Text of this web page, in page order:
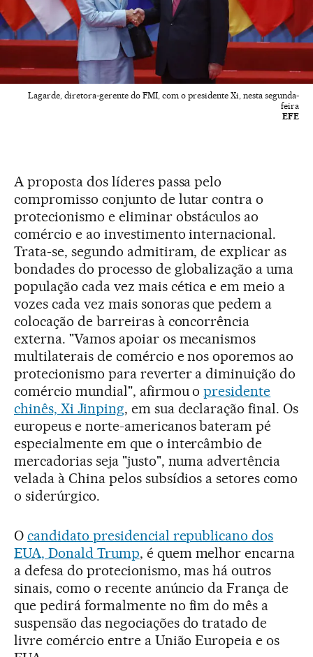
Lagarde, diretora-gerente do FMI, com o presidente Xi, nesta segunda-
feira
EFE
A proposta dos líderes passa pelo
compromisso conjunto de lutar contra o
protecionismo e eliminar obstáculos ao
comércio e ao investimento internacional.
Trata-se, segundo admitiram, de explicar as
bondades do processo de globalização a uma
população cada vez mais cética e em meio a
vozes cada vez mais sonoras que pedem a
colocação de barreiras à concorrência
externa. "Vamos apoiar os mecanismos
multilaterais de comércio e nos oporemos ao
protecionismo para reverter a diminuição do
comércio mundial", afirmou opresidente
chinês, Xi Jinping, em sua declaração final. Os
europeus e norte-americanos bateram pé
especialmente em que o intercâmbio de
mercadorias seja "justo", numa advertência
velada à China pelos subsídios a setores como
o siderúrgico.
O candidato presidencial republicano dos
EUA, Donald Trump, é quem melhor encarna
a defesa do protecionismo, mas há outros
sinais, como o recente anúncio da França de
que pedirá formalmente no fim do mês a
suspensão das negociações do tratado de
livre comércio entre a União Europeia e os